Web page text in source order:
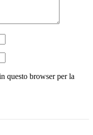
questo browser per la